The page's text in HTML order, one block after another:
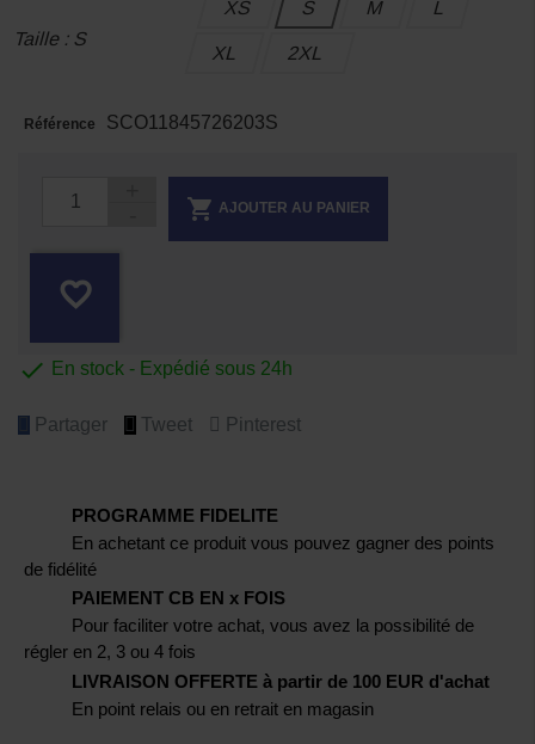
Taille : S
XS S M L
XL 2XL
Référence SCO11845726203S
 AJOUTER AU PANIER
favorite_border
 En stock - Expédié sous 24h
Partager Tweet Pinterest
PROGRAMME FIDELITE
En achetant ce produit vous pouvez gagner des points
de fidélité
PAIEMENT CB EN x FOIS
Pour faciliter votre achat, vous avez la possibilité de
régler en 2, 3 ou 4 fois
LIVRAISON OFFERTE à partir de 100 EUR d'achat
En point relais ou en retrait en magasin